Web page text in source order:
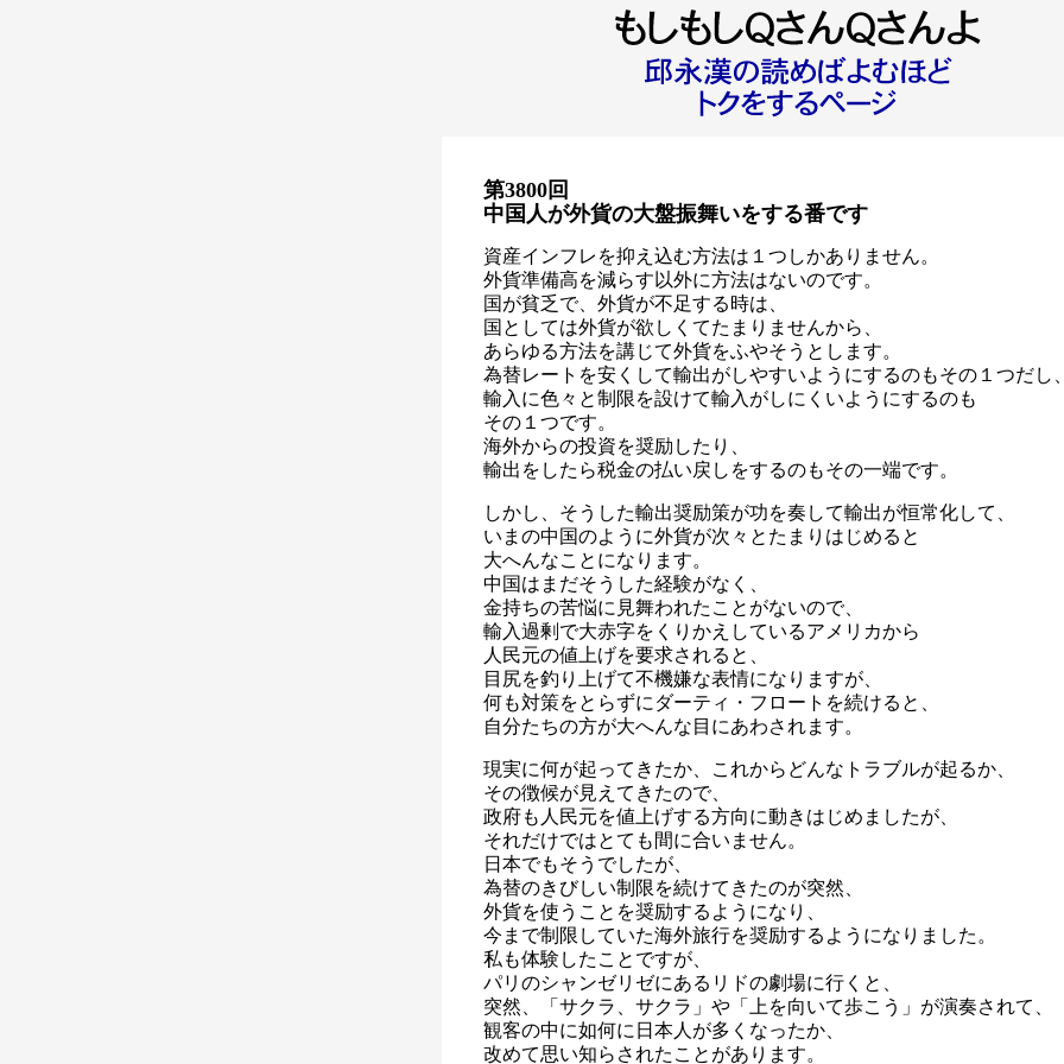
第3800回
中国人が外貨の大盤振舞いをする番です
資産インフレを抑え込む方法は１つしかありません。
外貨準備高を減らす以外に方法はないのです。
国が貧乏で、外貨が不足する時は、
国としては外貨が欲しくてたまりませんから、
あらゆる方法を講じて外貨をふやそうとします。
為替レートを安くして輸出がしやすいようにするのもその１つだし
輸入に色々と制限を設けて輸入がしにくいようにするのも
その１つです。
海外からの投資を奨励したり、
輸出をしたら税金の払い戻しをするのもその一端です。
しかし、そうした輸出奨励策が功を奏して輸出が恒常化して、
いまの中国のように外貨が次々とたまりはじめると
大へんなことになります。
中国はまだそうした経験がなく、
金持ちの苦悩に見舞われたことがないので、
輸入過剰で大赤字をくりかえしているアメリカから
人民元の値上げを要求されると、
目尻を釣り上げて不機嫌な表情になりますが、
何も対策をとらずにダーティ・フロートを続けると、
自分たちの方が大へんな目にあわされます。
現実に何が起ってきたか、これからどんなトラブルが起るか、
その徴候が見えてきたので、
政府も人民元を値上げする方向に動きはじめましたが、
それだけではとても間に合いません。
日本でもそうでしたが、
為替のきびしい制限を続けてきたのが突然、
外貨を使うことを奨励するようになり、
今まで制限していた海外旅行を奨励するようになりました。
私も体験したことですが、
パリのシャンゼリゼにあるリドの劇場に行くと、
突然、「サクラ、サクラ」や「上を向いて歩こう」が演奏されて、
観客の中に如何に日本人が多くなったか、
改めて思い知らされたことがあります。